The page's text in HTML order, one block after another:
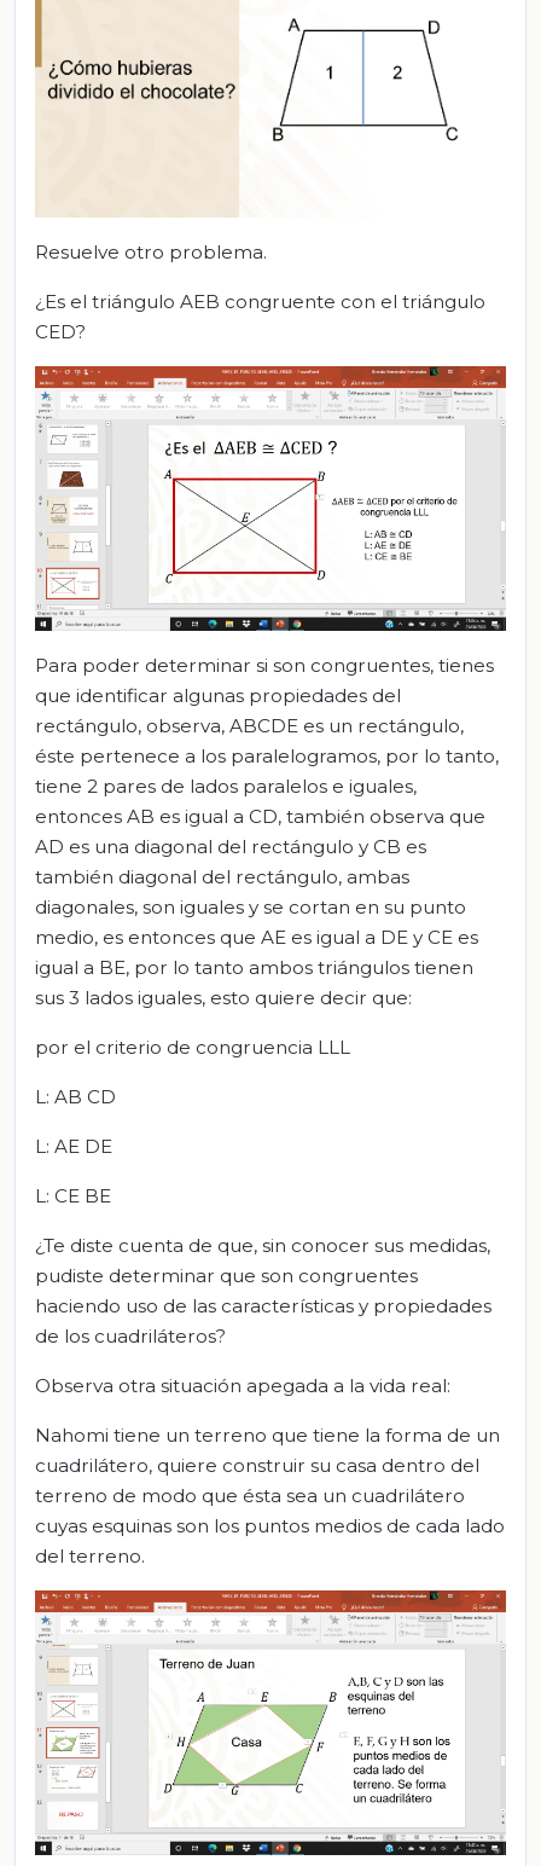
Resuelve otro problema.
¿Es el triángulo AEB congruente con el triángulo
CED?
Para poder determinar si son congruentes, tienes
que identificar algunas propiedades del
rectángulo, observa, ABCDE es un rectángulo,
éste pertenece a los paralelogramos, por lo tanto,
tiene 2 pares de lados paralelos e iguales,
entonces AB es igual a CD, también observa que
AD es una diagonal del rectángulo y CB es
también diagonal del rectángulo, ambas
diagonales, son iguales y se cortan en su punto
medio, es entonces que AE es igual a DE y CE es
igual a BE, por lo tanto ambos triángulos tienen
sus 3 lados iguales, esto quiere decir que:
por el criterio de congruencia LLL
L: AB CD
L: AE DE
L: CE BE
¿Te diste cuenta de que, sin conocer sus medidas,
pudiste determinar que son congruentes
haciendo uso de las características y propiedades
de los cuadriláteros?
Observa otra situación apegada a la vida real:
Nahomi tiene un terreno que tiene la forma de un
cuadrilátero, quiere construir su casa dentro del
terreno de modo que ésta sea un cuadrilátero
cuyas esquinas son los puntos medios de cada lado
del terreno.